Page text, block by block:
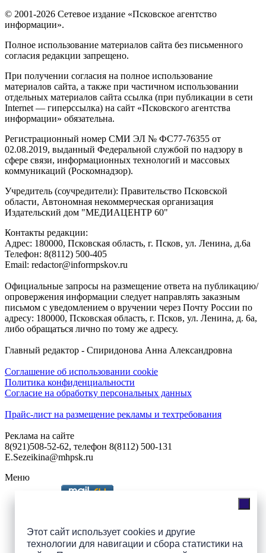
Этот сайт использует cookies и другие
технологии для навигации и сбора статистики на
© 2001-2026 Сетевое издание «Псковское агентство
информации».
Полное использование материалов сайта без письменного
согласия редакции запрещено.
При получении согласия на полное использование
материалов сайта, а также при частичном использовании
отдельных материалов сайта ссылка (при публикации в сети
Internet — гиперссылка) на сайт «Псковского агентства
информации» обязательна.
Регистрационный номер СМИ ЭЛ № ФС77-76355 от
02.08.2019, выданный Федеральной службой по надзору в
сфере связи, информационных технологий и массовых
коммуникаций (Роскомнадзор).
Учредитель (соучредители): Правительство Псковской
области, Автономная некоммерческая организация
Издательский дом "МЕДИАЦЕНТР 60"
Контакты редакции:
Адреc: 180000, Псковская область, г. Псков, ул. Ленина, д.6а
Телефон: 8(8112) 500-405
Email: redactor@informpskov.ru
Официальные запросы на размещение ответа на публикацию/
опровержения информации следует направлять заказным
письмом с уведомлением о вручении через Почту России по
адресу: 180000, Псковская область, г. Псков, ул. Ленина, д. 6а,
либо обращаться лично по тому же адресу.
Главный редактор - Спиридонова Анна Александровна
Соглашение об использовании cookie
Политика конфиденциальности
Согласие на обработку персональных данных
Прайс-лист на размещение рекламы и техтребования
Реклама на сайте
8(921)508-52-62, телефон 8(8112) 500-131
E.Sezeikina@mhpsk.ru
Меню